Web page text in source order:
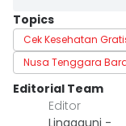
Topics
Cek Kesehatan
Nusa Tenggara
Editorial Team
Editor
Linggauni -